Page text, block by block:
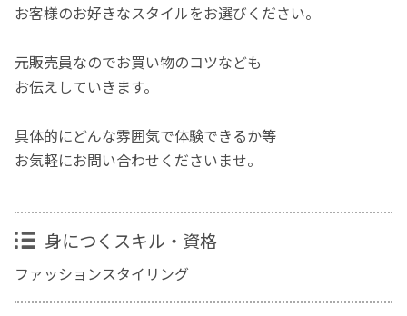
お客様のお好きなスタイルをお選びください。
元販売員なのでお買い物のコツなども
お伝えしていきます。
具体的にどんな雰囲気で体験できるか等
お気軽にお問い合わせくださいませ。
身につくスキル・資格
ファッションスタイリング